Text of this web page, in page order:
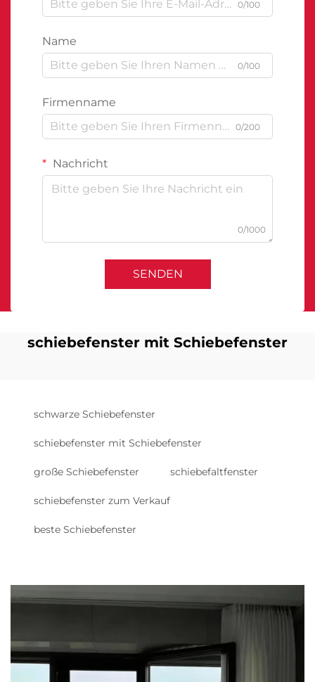
0/100
Name
0/100
Firmenname
0/200
Nachricht
0/1000
SENDEN
schiebefenster mit Schiebefenster
schwarze Schiebefenster
schiebefenster mit Schiebefenster
große Schiebefenster schiebefaltfenster
schiebefenster zum Verkauf
beste Schiebefenster